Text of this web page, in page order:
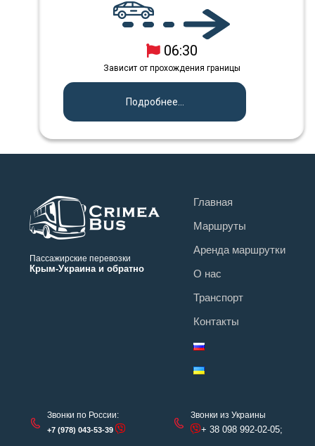
06:30
Зависит от прохождения границы
Подробнее...
Пассажирские перевозки
Крым-Украина и обратно
Главная
Маршруты
Аренда маршрутки
О нас
Транспорт
Контакты
Звонки по России:
+7 (978) 043-53-39
Звонки из Украины
+ 38 098 992-02-05;